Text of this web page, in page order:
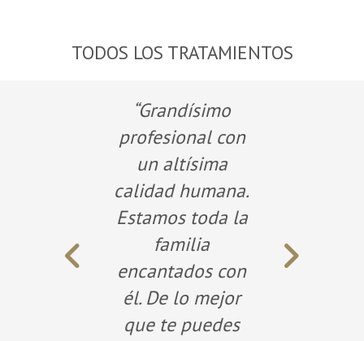
TODOS LOS TRATAMIENTOS
“Profesionalidad y
trato excelente.”
Marta González
Reseña en Google